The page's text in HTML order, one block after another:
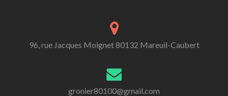
96, rue Jacques Moignet 80132 Mareuil-Caubert
gronier80100@gmail.com